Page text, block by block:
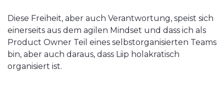
Diese Freiheit, aber auch Verantwortung, speist sich
einerseits aus dem agilen Mindset und dass ich als
Product Owner Teil eines selbstorganisierten Teams
bin, aber auch daraus, dass Liip holakratisch
organisiert ist.